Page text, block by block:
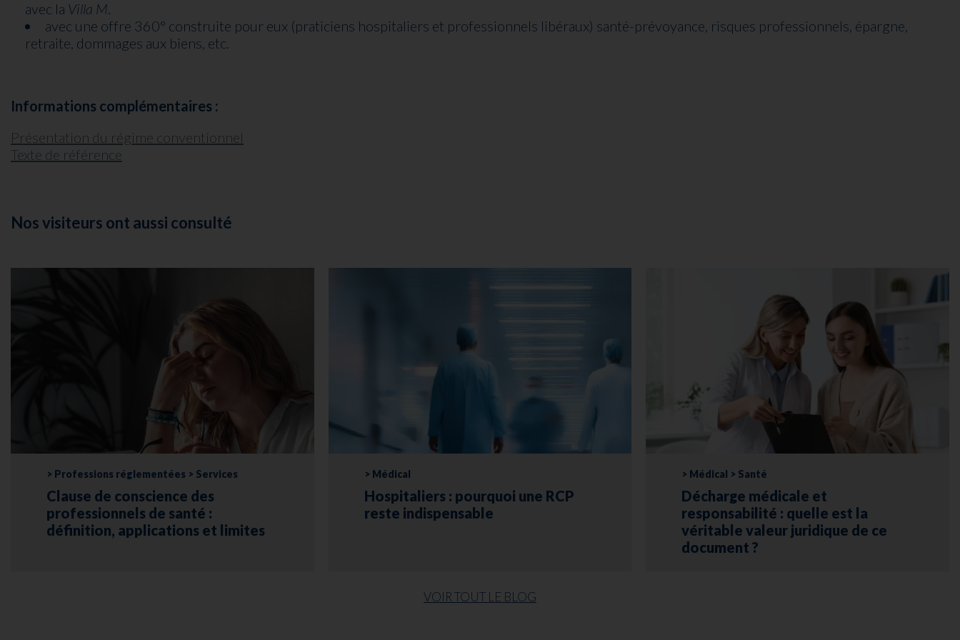
avec la Villa M.
avec une offre 360° construite pour eux (praticiens hospitaliers et professionnels libéraux) santé-prévoyance, risques professionnels, épargne,
retraite, dommages aux biens, etc.
Informations complémentaires :
Présentation du régime conventionnel
Texte de référence
Nos visiteurs ont aussi consulté
> Professions réglementées > Services
Clause de conscience des
professionnels de santé :
définition, applications et limites
> Médical
Hospitaliers : pourquoi une RCP
reste indispensable
> Médical > Santé
Décharge médicale et
responsabilité : quelle est la
véritable valeur juridique de ce
document ?
VOIR TOUT LE BLOG